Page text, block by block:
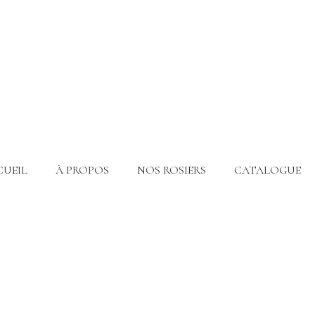
À PROPOS NOS ROSIERS CATALOGUE